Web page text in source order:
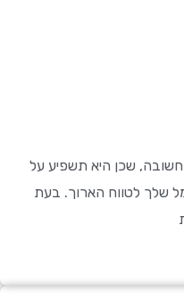
שכן היא תשפיע על
לטווח הארוך. בעת